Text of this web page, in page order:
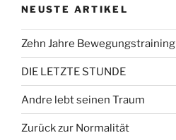
NEUSTE ARTIKEL
Zehn Jahre Bewegungstraining
DIE LETZTE STUNDE
Andre lebt seinen Traum
Zurück zur Normalität